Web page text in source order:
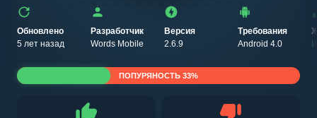
Обновлено
5 лет назад
Разработчик
Words Mobile
Версия
2.6.9
Требования
Android 4.0
ПОПУРЯНОСТЬ 33%